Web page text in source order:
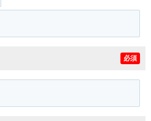
必須